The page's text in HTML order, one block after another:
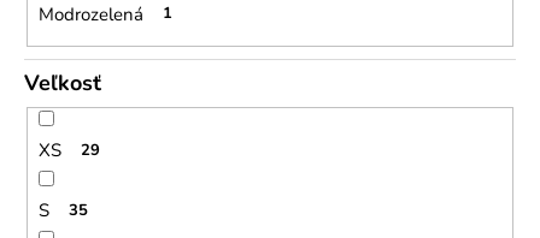
Modrozelená 1
Veľkosť
XS 29
S 35